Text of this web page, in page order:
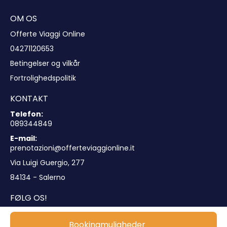
OM OS
Offerte Viaggi Online
04271120653
Betingelser og vilkår
Fortrolighedspolitik
KONTAKT
Telefon:
089344849
E-mail:
prenotazioni@offerteviaggionline.it
Via Luigi Guergio, 277
84134 - Salerno
FØLG OS!